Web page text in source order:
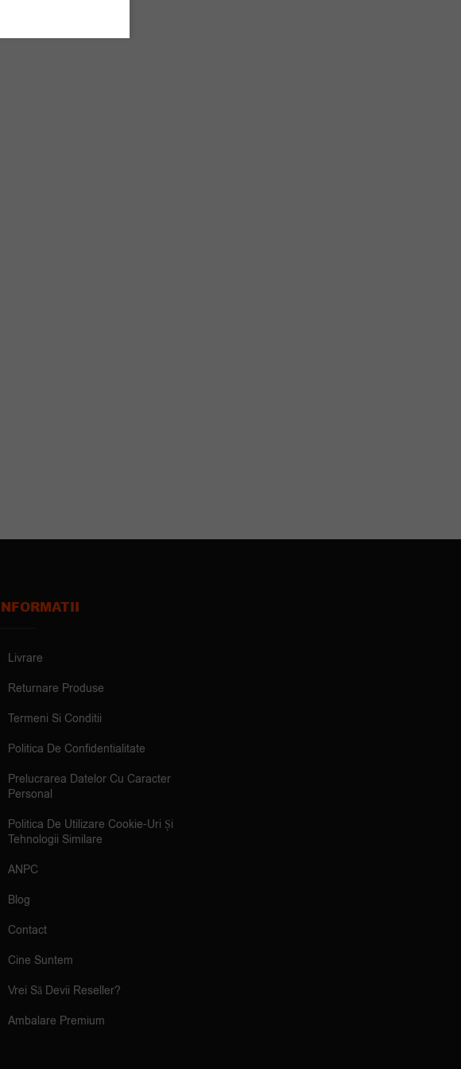
Livrare
Returnare Produse
Termeni Si Conditii
Politica De Confidentialitate
Prelucrarea Datelor Cu Caracter
Personal
Politica De Utilizare Cookie-Uri Și
Tehnologii Similare
ANPC
Blog
Contact
Cine Suntem
Vrei Să Devii Reseller?
Ambalare Premium